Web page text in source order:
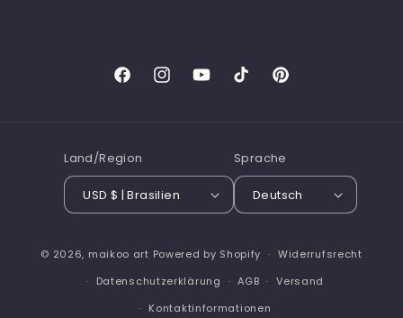
FacebookInstagramYouTubeTikTokPinterest
Land/Region
USD $ | Brasilien
Sprache
Deutsch
© 2026, maikoo art Powered by Shopify
Widerrufsrecht
Datenschutzerklärung
AGB
Versand
Kontaktinformationen